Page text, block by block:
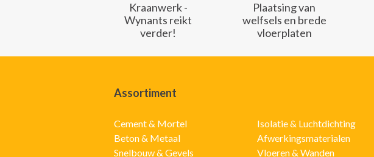
Kraanwerk -
Wynants reikt
verder!
Plaatsing van
welfsels en brede
vloerplaten
Assortiment
Cement & Mortel
Beton & Metaal
Snelbouw & Gevels
Isolatie & Luchtdichting
Afwerkingsmaterialen
Vloeren & Wanden